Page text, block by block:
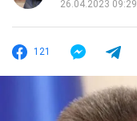
26.04.2023 09:29
121